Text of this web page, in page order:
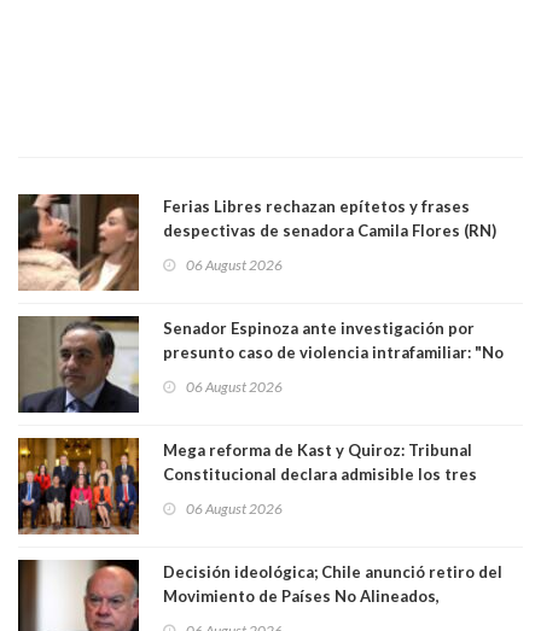
Ferias Libres rechazan epítetos y frases
despectivas de senadora Camila Flores (RN)
06 August 2026
Senador Espinoza ante investigación por
presunto caso de violencia intrafamiliar: "No
antecedentes a Tribunal Supremo
06 August 2026
Mega reforma de Kast y Quiroz: Tribunal
Constitucional declara admisible los tres
06 August 2026
Decisión ideológica; Chile anunció retiro del
Movimiento de Países No Alineados,